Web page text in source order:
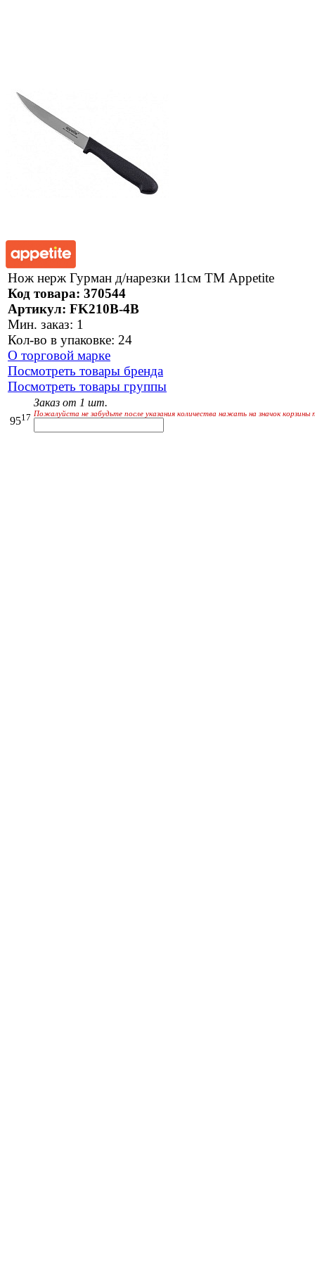
Нож нерж Гурман д/нарезки 11см ТМ Appetite
Код товара: 370544
Артикул: FK210B-4B
Мин. заказ: 1
Кол-во в упаковке: 24
О торговой марке
Посмотреть товары бренда
Посмотреть товары группы
9517
Заказ от 1 шт.
Пожалуйста не забудьте после указания количества нажать на значок корзины